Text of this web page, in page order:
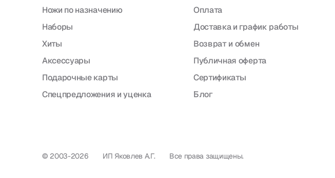
Ножи по назначению
Наборы
Хиты
Аксессуары
Подарочные карты
Спецпредложения и уценка
Оплата
Доставка и график работы
Возврат и обмен
Публичная оферта
Сертификаты
Блог
© 2003-2026 ИП Яковлев А.Г. Все права защищены.